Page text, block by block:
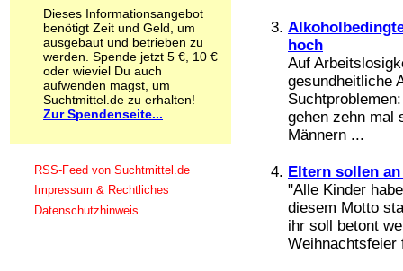
hoch
Auf
gesundheitliche
gehen zehn mal
Männern ...
Eltern sollen
"Alle Kinder
diesem Motto
ihr soll betont
Weihnachtsfeier
Psychopharmaka
Schlafmittel
Schmerzmittel
Schnüffelstoffe
Spice
Sucht / Süchte
Alkoholsucht
Co-Abhängigkeit
Computersucht
Ess-Brechsucht
Essstörungen
Fernsehsucht
Dieses Informationsangebot
benötigt Zeit und Geld, um
ausgebaut und betrieben zu
werden. Spende jetzt 5 €, 10 €
oder wieviel Du auch
aufwenden magst, um
Suchtmittel.de zu erhalten!
Zur Spendenseite...
RSS-Feed von Suchtmittel.de
Impressum & Rechtliches
Datenschutzhinweis